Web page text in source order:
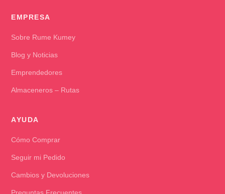
EMPRESA
Sobre Rume Kumey
Blog y Noticias
Emprendedores
Almaceneros – Rutas
AYUDA
Cómo Comprar
Seguir mi Pedido
Cambios y Devoluciones